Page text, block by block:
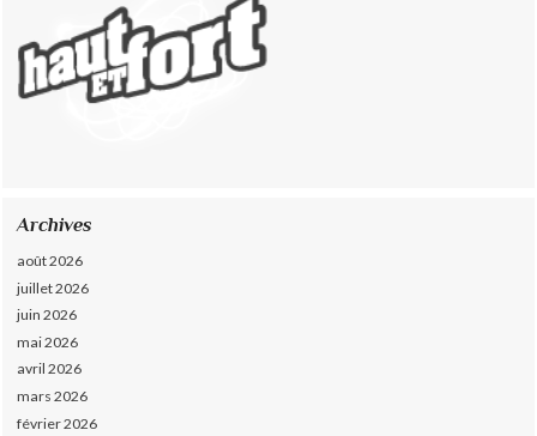
Archives
août 2026
juillet 2026
juin 2026
mai 2026
avril 2026
mars 2026
février 2026